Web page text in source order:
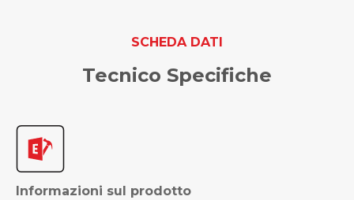
SCHEDA DATI
Tecnico Specifiche
Informazioni sul prodotto